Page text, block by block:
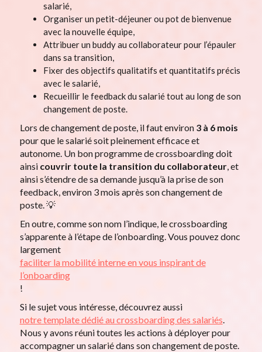
salarié,
Organiser un petit-déjeuner ou pot de bienvenue
avec la nouvelle équipe,
Attribuer un buddy au collaborateur pour l’épauler
dans sa transition,
Fixer des objectifs qualitatifs et quantitatifs précis
avec le salarié,
Recueillir le feedback du salarié tout au long de son
changement de poste.
Lors de changement de poste, il faut environ 3 à 6 mois
pour que le salarié soit pleinement efficace et
autonome. Un bon programme de crossboarding doit
ainsi couvrir toute la transition du collaborateur, et
ainsi s’étendre de sa demande jusqu’à la prise de son
feedback, environ 3 mois après son changement de
poste. 💡
En outre, comme son nom l’indique, le crossboarding
s’apparente à l’étape de l’onboarding. Vous pouvez donc
largement
faciliter la mobilité interne en vous inspirant de
l’onboarding
!
Si le sujet vous intéresse, découvrez aussi
notre template dédié au crossboarding des salariés.
Nous y avons réuni toutes les actions à déployer pour
accompagner un salarié dans son changement de poste.